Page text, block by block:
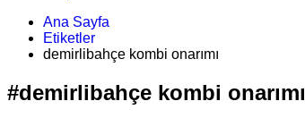
Ana Sayfa
Etiketler
demirlibahçe kombi onarımı
#demirlibahçe kombi onarımı